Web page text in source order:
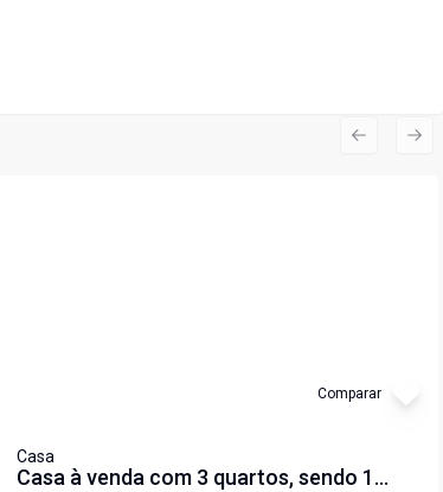
Comparar
Casa
Casa à venda com 3 quartos, sendo 1
Previous